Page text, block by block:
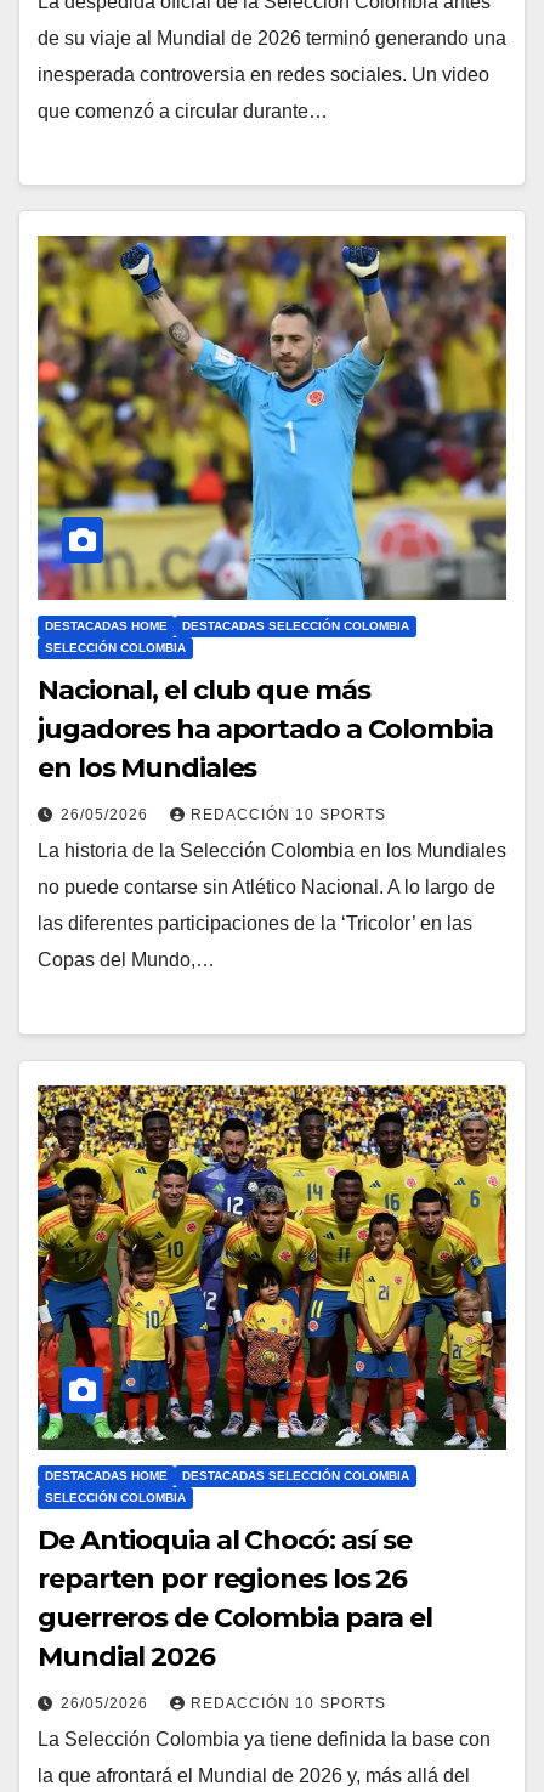
de su viaje al Mundial de 2026 terminó generando una
inesperada controversia en redes sociales. Un video
que comenzó a circular durante…
DESTACADAS HOME
DESTACADAS SELECCIÓN COLOMBIA
SELECCIÓN COLOMBIA
Nacional, el club que más
jugadores ha aportado a Colombia
en los Mundiales
26/05/2026 REDACCIÓN 10 SPORTS
La historia de la Selección Colombia en los Mundiales
no puede contarse sin Atlético Nacional. A lo largo de
las diferentes participaciones de la ‘Tricolor’ en las
Copas del Mundo,…
DESTACADAS HOME
DESTACADAS SELECCIÓN COLOMBIA
SELECCIÓN COLOMBIA
De Antioquia al Chocó: así se
reparten por regiones los 26
guerreros de Colombia para el
Mundial 2026
26/05/2026 REDACCIÓN 10 SPORTS
La Selección Colombia ya tiene definida la base con
la que afrontará el Mundial de 2026 y, más allá del